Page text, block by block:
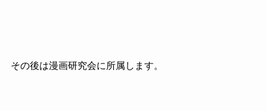
その後は漫画研究会に所属します。